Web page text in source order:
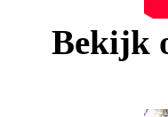
Bekijk